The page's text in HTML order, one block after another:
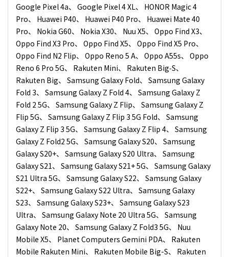
Google Pixel 4a、 Google Pixel 4 XL、 HONOR Magic 4
Pro、 Huawei P40、 Huawei P40 Pro、 Huawei Mate 40
Pro、 Nokia G60、 Nokia X30、 Nuu X5、 Oppo Find X3、
Oppo Find X3 Pro、 Oppo Find X5、 Oppo Find X5 Pro、
Oppo Find N2 Flip、 Oppo Reno 5 A、 Oppo A55s、 Oppo
Reno 6 Pro 5G、 Rakuten Mini、 Rakuten Big‑S、
Rakuten Big、 Samsung Galaxy Fold、 Samsung Galaxy
Fold 3、 Samsung Galaxy Z Fold 4、 Samsung Galaxy Z
Fold 2 5G、 Samsung Galaxy Z Flip、 Samsung Galaxy Z
Flip 5G、 Samsung Galaxy Z Flip 3 5G Fold、 Samsung
Galaxy Z Flip 3 5G、 Samsung Galaxy Z Flip 4、 Samsung
Galaxy Z Fold2 5G、 Samsung Galaxy S20、 Samsung
Galaxy S20+、 Samsung Galaxy S20 Ultra、 Samsung
Galaxy S21、 Samsung Galaxy S21+ 5G、 Samsung Galaxy
S21 Ultra 5G、 Samsung Galaxy S22、 Samsung Galaxy
S22+、 Samsung Galaxy S22 Ultra、 Samsung Galaxy
S23、 Samsung Galaxy S23+、 Samsung Galaxy S23
Ultra、 Samsung Galaxy Note 20 Ultra 5G、 Samsung
Galaxy Note 20、 Samsung Galaxy Z Fold3 5G、 Nuu
Mobile X5、 Planet Computers Gemini PDA、 Rakuten
Mobile Rakuten Mini、 Rakuten Mobile Big-S、 Rakuten